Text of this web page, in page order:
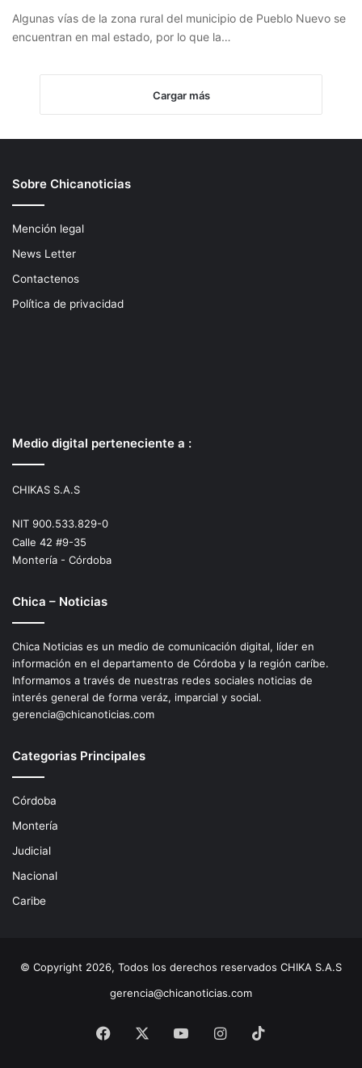
Algunas vías de la zona rural del municipio de Pueblo Nuevo se
encuentran en mal estado, por lo que la…
Cargar más
Sobre Chicanoticias
Mención legal
News Letter
Contactenos
Política de privacidad
Medio digital perteneciente a :
CHIKAS S.A.S
NIT 900.533.829-0
Calle 42 #9-35
Montería - Córdoba
Chica – Noticias
Chica Noticias es un medio de comunicación digital, líder en
información en el departamento de Córdoba y la región caríbe.
Informamos a través de nuestras redes sociales noticias de
interés general de forma veráz, imparcial y social.
gerencia@chicanoticias.com
Categorias Principales
Córdoba
Montería
Judicial
Nacional
Caribe
© Copyright 2026, Todos los derechos reservados CHIKA S.A.S
gerencia@chicanoticias.com
Facebook YouTubeInstagram